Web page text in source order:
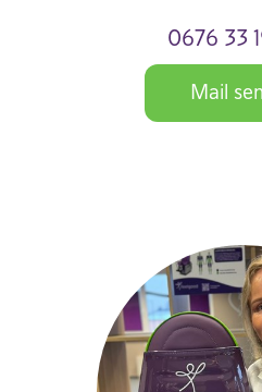
0676 33
Mail